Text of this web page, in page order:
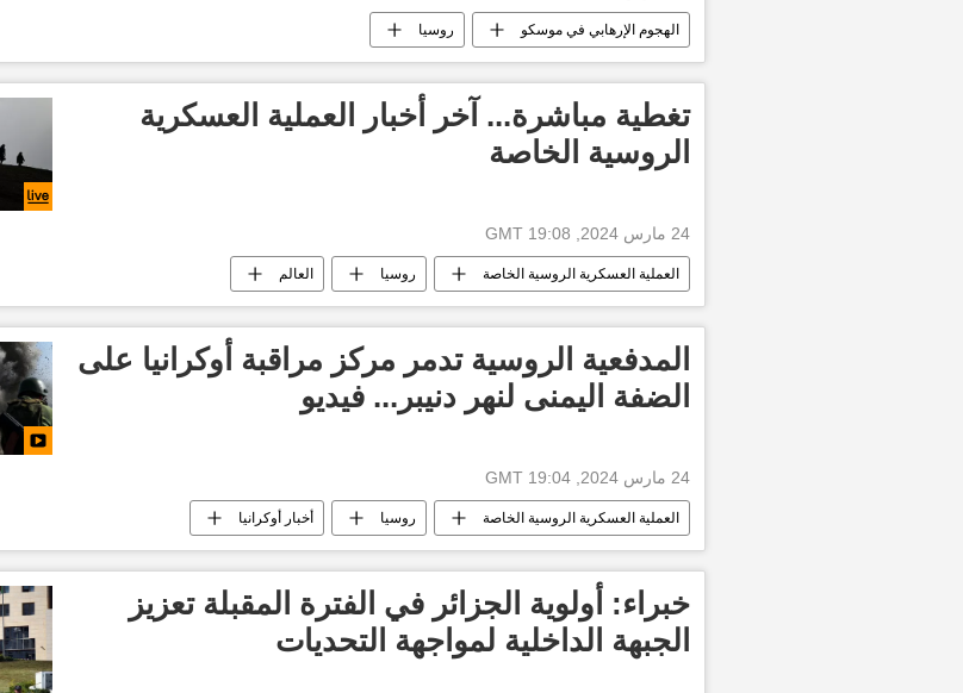
الهجوم الإرهابي في موسكو روسيا
تغطية مباشرة... آخر أخبار العملية العسكرية
الروسية الخاصة
24 مارس 2024, 19:08 GMT
العملية العسكرية الروسية الخاصة روسيا العالم
المدفعية الروسية تدمر مركز مراقبة أوكرانيا على
الضفة اليمنى لنهر دنيبر... فيديو
24 مارس 2024, 19:04 GMT
العملية العسكرية الروسية الخاصة روسيا أخبار أوكرانيا
خبراء: أولوية الجزائر في الفترة المقبلة تعزيز
الجبهة الداخلية لمواجهة التحديات